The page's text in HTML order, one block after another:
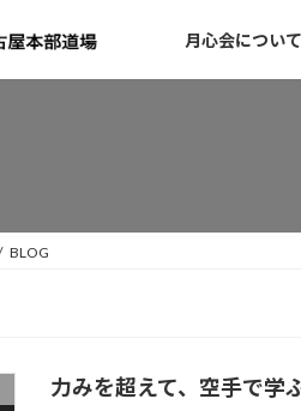
月心会について
BLOG
力みを超えて、空手で学